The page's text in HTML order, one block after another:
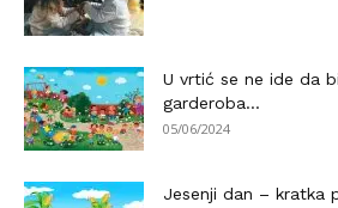
U vrtić se ne ide da
garderoba...
05/06/2024
Jesenji dan – kratka